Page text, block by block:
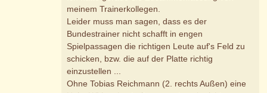
meinem Trainerkollegen.
Leider muss man sagen, dass es der
Bundestrainer nicht schafft in engen
Spielpassagen die richtigen Leute auf's Feld zu
schicken, bzw. die auf der Platte richtig
einzustellen ...
Ohne Tobias Reichmann (2. rechts Außen) eine